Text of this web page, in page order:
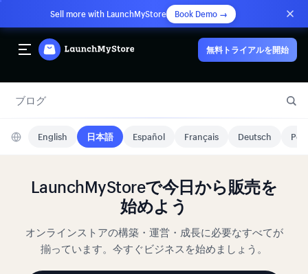
Sell more with LaunchMyStore Book Demo →
無料トライアルを開始
ブログ
English 日本語 Español Français Deutsch
LaunchMyStoreで今日から販売を
始めよう
オンラインストアの構築・運営・成長に必要なすべてが
揃っています。今すぐビジネスを始めましょう。